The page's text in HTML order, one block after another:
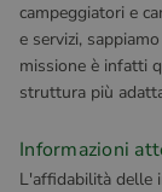
campeggiatori e
e servizi,
missione è infatti
struttura più
Informazioni
L'affidabilità delle